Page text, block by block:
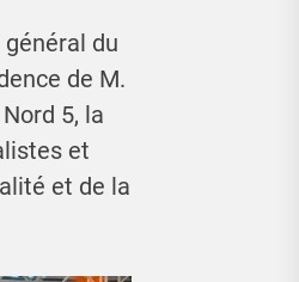
du
de M.
5, la
et
et de la